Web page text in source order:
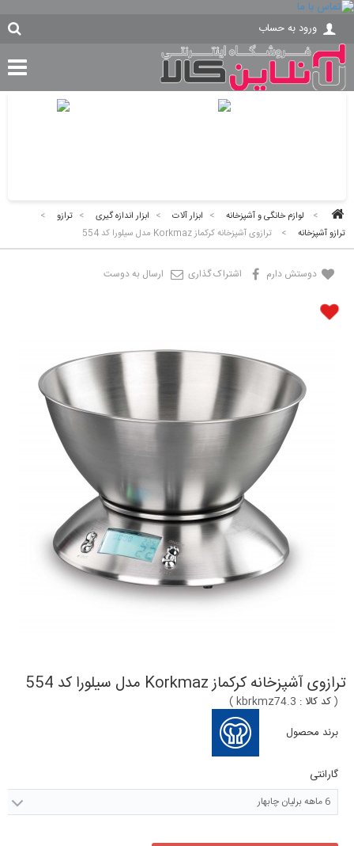
ورود به حساب
> لوازم خانگی و آشپزخانه > ابزار آلات > ابزار اندازه گیری > ترازو
>
ترازو آشپزخانه
> ترازوی آشپزخانه کرکماز Korkmaz مدل سیلورا کد 554
دوستش دارم اشتراک گذاری ارسال به دوست
ترازوی آشپزخانه کرکماز Korkmaz مدل سیلورا کد 554
(کد کالا : kbrkmz74.3
)
برند محصول
گارانتی
6 ماهه برلیان چابهار